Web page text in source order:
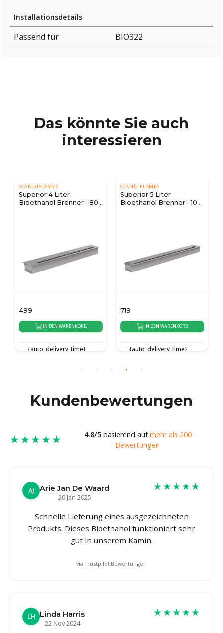
Installationsdetails
Passend für BIO322
Das könnte Sie auch
interessieren
SCANDIFLAMES
Superior 4 Liter
Bioethanol Brenner - 80
499
IN DEN WARENKORB
{auto_delivery_time}
SCANDIFLAMES
Superior 5 Liter
Bioethanol Brenner - 100
719
IN DEN WARENKORB
{auto_delivery_time}
Kundenbewertungen
★★★★★ 4.8/5basierend aufmehr als 200
Bewertungen
AJ
Arie Jan De Waard
20 Jan 2025
★★★★★
Schnelle Lieferung eines ausgezeichneten
Produkts. Dieses Bioethanol funktioniert sehr
gut in unserem Kamin.
via Trustpilot Bewertungen
LH
Linda Harris
22 Nov 2024
★★★★★